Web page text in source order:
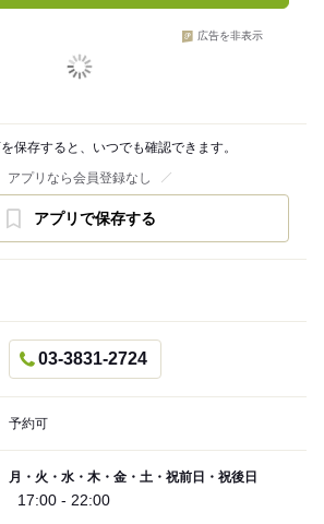
広告を非表示
保存すると、いつでも確認できます。
アプリなら会員登録なし
アプリで保存する
03-3831-2724
予約可
月・火・水・木・金・土・祝前日・祝後日
17:00 - 22:00